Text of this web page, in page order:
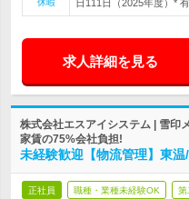
休暇
日111日（2025年度）*
求人詳細を見る
株式会社エスアイシステム | 雪
家賃の75%会社負担!
未経験歓迎【物流管理】東
正社員 職種・業種未経験OK 第